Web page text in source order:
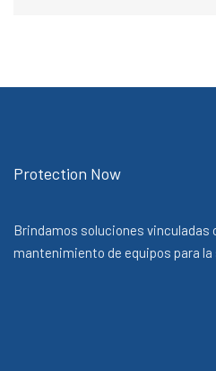
Protection Now
Brindamos soluciones vinculadas
mantenimiento de equipos para